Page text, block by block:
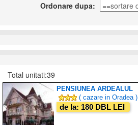
Ordonare dupa:
Total unitati:39
PENSIUNEA ARDEALUL
( cazare in Oradea )
de la: 180 DBL LEI